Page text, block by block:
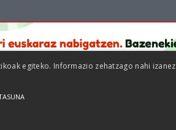
egiteko. Informazio zehatzago nahi izanez